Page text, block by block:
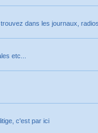
dans les journaux,
etc...
c'est par ici